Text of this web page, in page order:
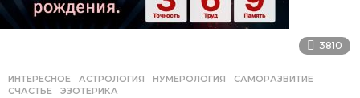
3810
ИНТЕРЕСНОЕ АСТРОЛОГИЯ ,НУМЕРОЛОГИЯ ,САМОРАЗВИТИЕ
СЧАСТЬЕ
,ЭЗОТЕРИКА